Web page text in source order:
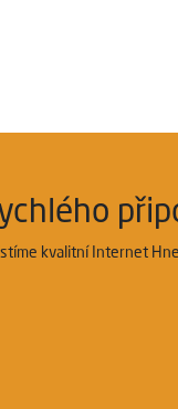
kvalitní Internet